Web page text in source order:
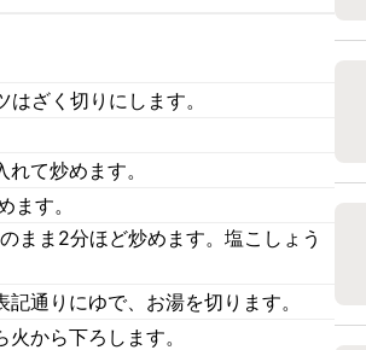
ざく切りにします。
て炒めます。
す。
まま2分ほど炒めます。塩こしょう
通りにゆで、お湯を切ります。
から下ろします。